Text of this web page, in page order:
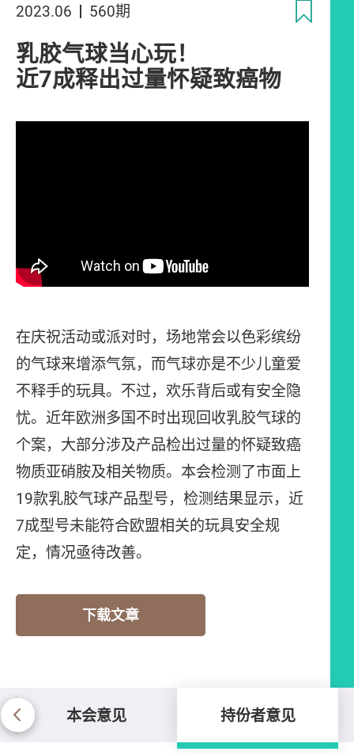
2023.06 560期
乳胶气球当心玩！
近7成释出过量怀疑致癌物
在庆祝活动或派对时，场地常会以色彩缤纷
的气球来增添气氛，而气球亦是不少儿童爱
不释手的玩具。不过，欢乐背后或有安全隐
忧。近年欧洲多国不时出现回收乳胶气球的
个案，大部分涉及产品检出过量的怀疑致癌
物质亚硝胺及相关物质。本会检测了市面上
19款乳胶气球产品型号，检测结果显示，近
7成型号未能符合欧盟相关的玩具安全规
定，情况亟待改善。
下载文章
本会意见 持份者意见